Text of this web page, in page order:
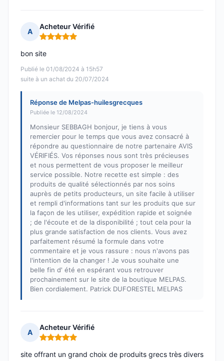
A
Acheteur Vérifié
Note : 5 sur 5
Publié le 01/08/2024 à 15h57
suite à un achat du 20/07/2024
bon site
Réponse de Melpas-huilesgrecques
Publiée le 12/08/2024
Monsieur SEBBAGH bonjour, je tiens à vous
remercier pour le temps que vous avez consacré à
répondre au questionnaire de notre partenaire AVIS
VÉRIFIÉS. Vos réponses nous sont très précieuses
et nous permettent de vous proposer le meilleur
service possible. Notre recette est simple : des
produits de qualité sélectionnés par nos soins
auprès de petits producteurs, un site facile à utiliser
et rempli d'informations tant sur les produits que sur
la façon de les utiliser, expédition rapide et soignée
; de l'écoute et de la disponibilité ; tout cela pour la
plus grande satisfaction de nos clients. Vous avez
parfaitement résumé la formule dans votre
commentaire et je vous rassure : nous n'avons pas
l'intention de la changer ! Je vous souhaite une
belle fin d' été en espérant vous retrouver
prochainement sur le site de la boutique MELPAS.
Bien cordialement. Patrick DUFORESTEL MELPAS
A
Acheteur Vérifié
Note : 5 sur 5
site offrant un grand choix de produits grecs très divers